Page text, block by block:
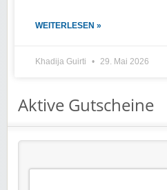
WEITERLESEN »
Khadija Guirti 29. Mai 2026
Aktive Gutscheine